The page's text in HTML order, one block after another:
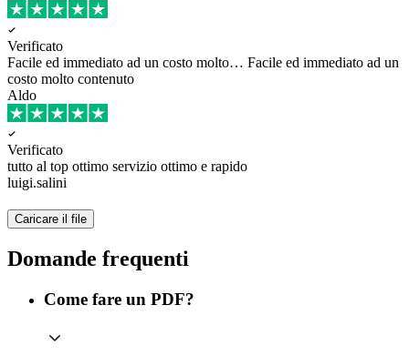
Verificato
Facile ed immediato ad un costo molto… Facile ed immediato ad un
costo molto contenuto
Aldo
Verificato
tutto al top ottimo servizio ottimo e rapido
luigi.salini
Caricare il file
Domande frequenti
Come fare un PDF?